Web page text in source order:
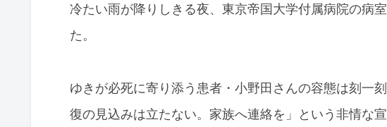
冷たい雨が降りしきる夜、東京帝国大学付属病院の病
た。
ゆきが必死に寄り添う患者・小野田さんの容態は刻一
復の見込みは立たない。家族へ連絡を」という非情な宣